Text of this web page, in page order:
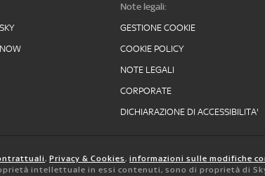
Note legali:
GESTIONE COOKIE
COOKIE POLICY
NOTE LEGALI
CORPORATE
DICHIARAZIONE DI ACCESSIBILITA'
, Privacy & Cookies, informazioni sulle modifiche
intellettuale in essi contenuti, sono di proprietà di